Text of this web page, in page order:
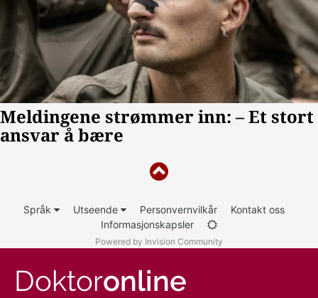
Språk Utseende Personvernvilkår
Kontakt oss
Informasjonskapsler
Powered by Invision Community
Doktoronline